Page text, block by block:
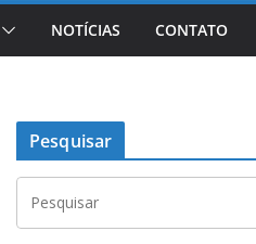
NOTÍCIAS CONTATO
Pesquisar